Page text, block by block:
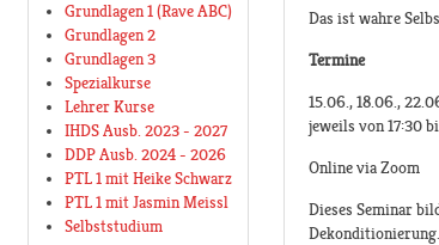
Das ist wahre
Termine
15.06., 18.06.,
jeweils von 17:30
Online via Zoom
Dieses Seminar
Dekonditionierung.
Grundlagen 1 (Rave ABC)
Grundlagen 2
Grundlagen 3
Spezialkurse
Lehrer Kurse
IHDS Ausb. 2023 - 2027
DDP Ausb. 2024 - 2026
PTL 1 mit Heike Schwarz
PTL 1 mit Jasmin Meissl
Selbststudium